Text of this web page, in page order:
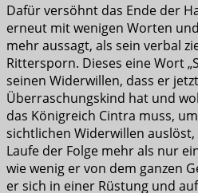
Dafür versöhnt das Ende der
erneut mit wenigen Worten
mehr aussagt, als sein verbal
Rittersporn. Dieses eine Wort
seinen Widerwillen, dass er
Überraschungskind hat und
das Königreich Cintra muss,
sichtlichen Widerwillen
Laufe der Folge mehr als nur
wie wenig er von dem ganzen
er sich in einer Rüstung und